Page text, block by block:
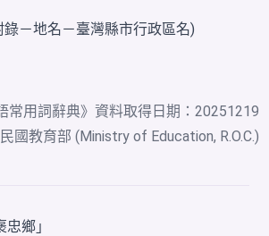
錄－地名－臺灣縣市行政區名)
常用詞辭典》資料取得日期：20251219
國教育部 (Ministry of Education, R.O.C.)
鄉」